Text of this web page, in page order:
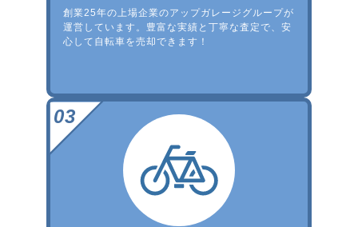
創業25年の上場企業のアップガレージグループが
運営しています。豊富な実績と丁寧な査定で、安
心して自転車を売却できます！